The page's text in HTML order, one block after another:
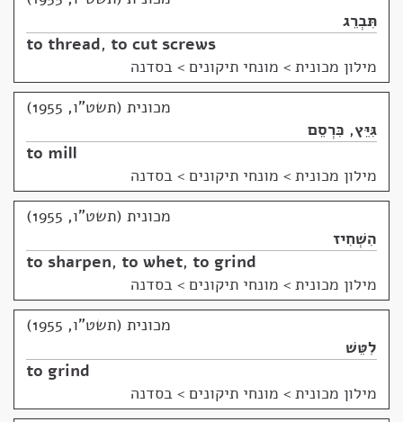
תִּבְרֵג
to thread, to cut screws
מילון מכונית > מונחי תיקונים > בסדנה
מכונית (תשט"ו, 1955)
גִּיֵּץ, כִּרְסֵם
to mill
מילון מכונית > מונחי תיקונים > בסדנה
מכונית (תשט"ו, 1955)
הִשְׁחִיז
to sharpen, to whet, to grind
מילון מכונית > מונחי תיקונים > בסדנה
מכונית (תשט"ו, 1955)
לִטֵּשׁ
to grind
מילון מכונית > מונחי תיקונים > בסדנה